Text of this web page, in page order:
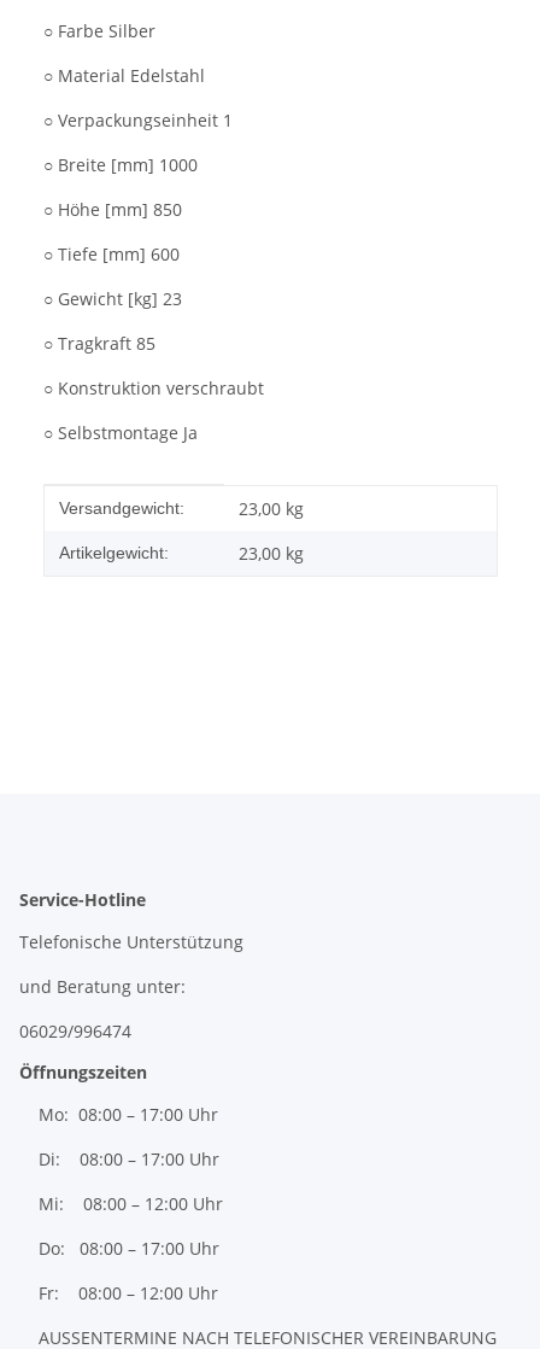
○ Farbe Silber
○ Material Edelstahl
○ Verpackungseinheit 1
○ Breite [mm] 1000
○ Höhe [mm] 850
○ Tiefe [mm] 600
○ Gewicht [kg] 23
○ Tragkraft 85
○ Konstruktion verschraubt
○ Selbstmontage Ja
Produkteigenschaft
Wert
Versandgewicht: 23,00 kg
Artikelgewicht: 23,00 kg
Service-Hotline
Telefonische Unterstützung
und Beratung unter:
06029/996474
Öffnungszeiten
Mo: 08:00 – 17:00 Uhr
Di: 08:00 – 17:00 Uhr
Mi: 08:00 – 12:00 Uhr
Do: 08:00 – 17:00 Uhr
Fr: 08:00 – 12:00 Uhr
AUSSENTERMINE NACH TELEFONISCHER VEREINBARUNG